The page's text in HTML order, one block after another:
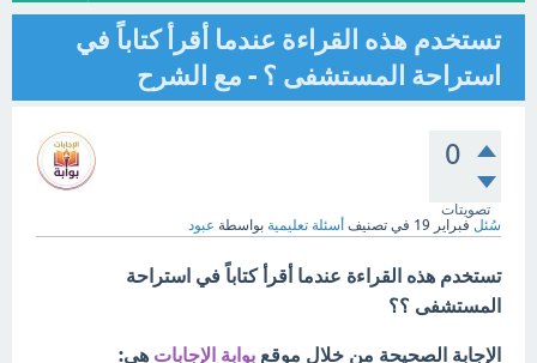
تستخدم هذه القراءة عندما أقرأ كتاباً في
استراحة المستشفى ؟ - مع الشرح
0
تصويتات
سُئل فبراير 19 في تصنيف أسئلة تعليمية بواسطة عبود
تستخدم هذه القراءة عندما أقرأ كتاباً في استراحة
المستشفى ؟؟
الإجابة الصحيحة من خلال موقع بوابة الإجابات هي: